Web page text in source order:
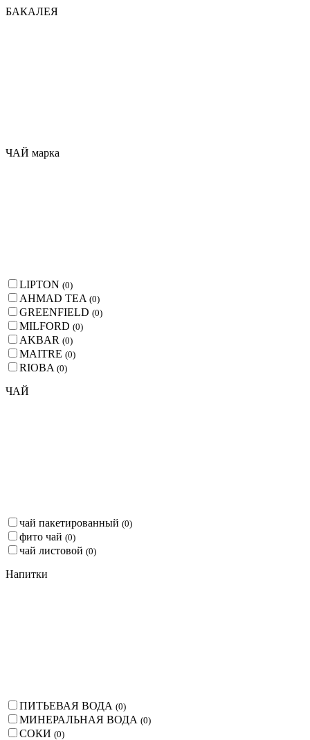
БАКАЛЕЯ
ЧАЙ марка
LIPTON (0)
AHMAD TEA (0)
GREENFIELD (0)
MILFORD (0)
AKBAR (0)
MAITRE (0)
RIOBA (0)
ЧАЙ
чай пакетированный (0)
фито чай (0)
чай листовой (0)
Напитки
ПИТЬЕВАЯ ВОДА (0)
МИНЕРАЛЬНАЯ ВОДА (0)
СОКИ (0)